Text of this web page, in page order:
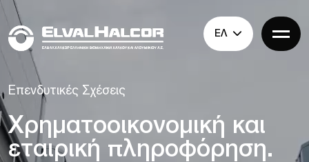
ΕΛ
Επενδυτικές Σχέσεις
Χρηματοοικονομική και
εταιρική πληροφόρηση.